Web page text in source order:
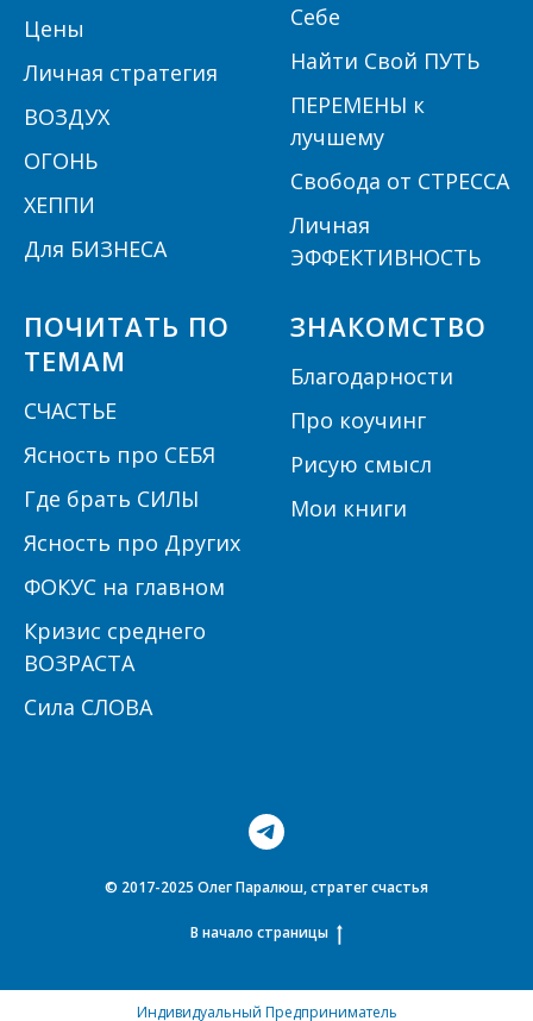
Цены
Личная стратегия
ВОЗДУХ
ОГОНЬ
ХЕППИ
Для БИЗНЕСА
Себе
Найти Свой ПУТЬ
ПЕРЕМЕНЫ к
лучшему
Свобода от СТРЕССА
Личная
ЭФФЕКТИВНОСТЬ
ПОЧИТАТЬ ПО
ТЕМАМ
СЧАСТЬЕ
Ясность про СЕБЯ
Где брать СИЛЫ
Ясность про Других
ФОКУС на главном
Кризис среднего
ВОЗРАСТА
Сила СЛОВА
ЗНАКОМСТВО
Благодарности
Про коучинг
Рисую смысл
Мои книги
© 2017-2025 Олег Паралюш, стратег счастья
В начало страницы
Индивидуальный Предприниматель